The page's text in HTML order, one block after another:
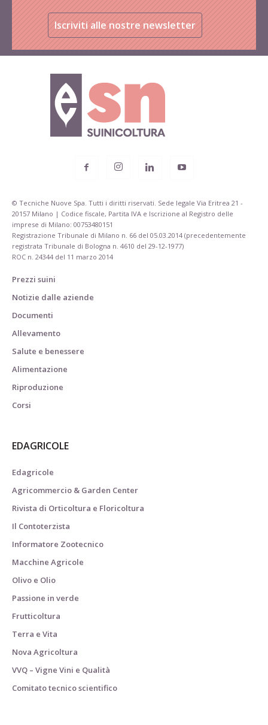
Iscriviti alle nostre newsletter
© Tecniche Nuove Spa. Tutti i diritti riservati. Sede legale Via Eritrea 21 -
20157 Milano | Codice fiscale, Partita IVA e Iscrizione al Registro delle
imprese di Milano: 00753480151
Registrazione Tribunale di Milano n. 66 del 05.03.2014 (precedentemente
registrata Tribunale di Bologna n. 4610 del 29-12-1977)
ROC n. 24344 del 11 marzo 2014
Prezzi suini
Notizie dalle aziende
Documenti
Allevamento
Salute e benessere
Alimentazione
Riproduzione
Corsi
EDAGRICOLE
Edagricole
Agricommercio & Garden Center
Rivista di Orticoltura e Floricoltura
Il Contoterzista
Informatore Zootecnico
Macchine Agricole
Olivo e Olio
Passione in verde
Frutticoltura
Terra e Vita
Nova Agricoltura
VVQ – Vigne Vini e Qualità
Comitato tecnico scientifico